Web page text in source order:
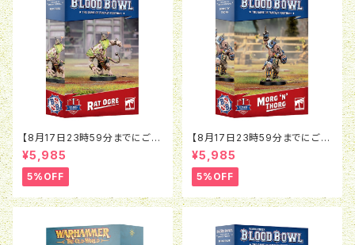
【8月17日23時59分までにご予
約で5％OFF】ブラッドボウル：ラ
ットオウガ
¥5,985
5%OFF
【8月17日23時59分までにご予
約で5％OFF】ブラッドボウル：モ
ルグ＝ンソルグ
¥5,985
5%OFF